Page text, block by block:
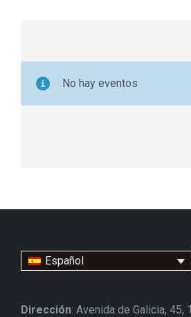
No hay eventos
Español
Dirección: Avenida de Galicia, 45,